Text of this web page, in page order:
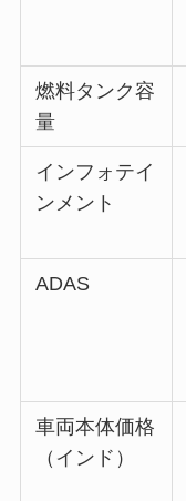
燃料タンク容
量
インフォテイ
ンメント
ADAS
車両本体価格
（インド）